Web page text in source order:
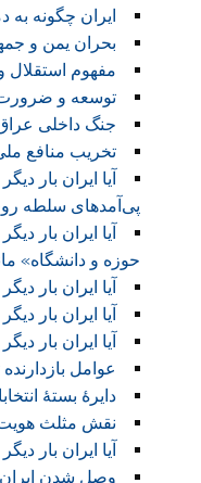
ایران چگونه
بحران یمن و
مفهوم استقلال
توسعه و ضرورت
جنگ داخلی
تخریب منافع
آیا ایران بار
پی‌آمد‌های سلطه
آیا ایران بار
حوزه و دانشگاه»
آیا ایران بار
آیا ایران بار
آیا ایران بار
عوامل
دایرۀ بستۀ
نقش مثلث هویت
آیا ایران بار
وصل شدن